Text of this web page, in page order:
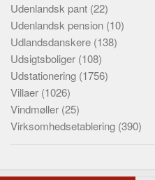
Udenlandsk pant (22)
Udenlandsk pension (10)
Udlandsdanskere (138)
Udsigtsboliger (108)
Udstationering (1756)
Villaer (1026)
Vindmøller (25)
Virksomhedsetablering (390)